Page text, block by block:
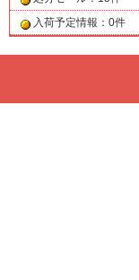
入荷予定情報：0件